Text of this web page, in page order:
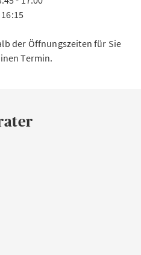
der Öffnungszeiten für Sie
Termin.